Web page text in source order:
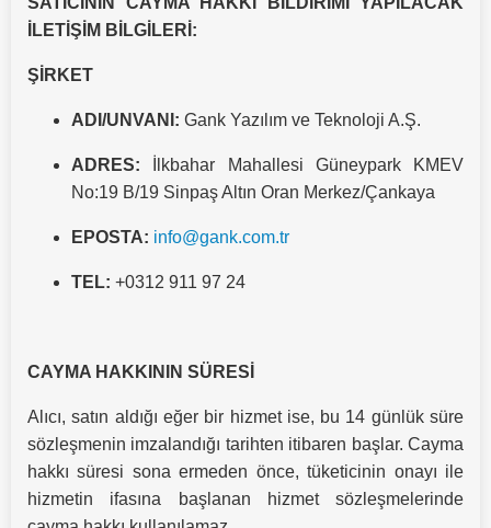
İLETİŞİM BİLGİLERİ:
ŞİRKET
ADI/UNVANI: Gank Yazılım ve Teknoloji A.Ş.
ADRES: İlkbahar Mahallesi Güneypark KMEV
No:19 B/19 Sinpaş Altın Oran Merkez/Çankaya
EPOSTA: info@gank.com.tr
TEL: +0312 911 97 24
CAYMA HAKKININ SÜRESİ
Alıcı, satın aldığı eğer bir hizmet ise, bu 14 günlük süre
sözleşmenin imzalandığı tarihten itibaren başlar. Cayma
hakkı süresi sona ermeden önce, tüketicinin onayı ile
hizmetin ifasına başlanan hizmet sözleşmelerinde